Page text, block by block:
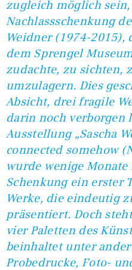
zugleich möglich
Nachlassschenkung
Weidner (1974-2015),
dem Sprengel
zudachte, zu sichten,
umzulagern. Dies
Absicht, drei fragile
darin noch verborgen
Ausstellung „Sascha
connected somehow
wurde wenige Monate
Schenkung ein erster
Werke, die eindeutig
präsentiert. Doch
vier Paletten des
beinhaltet unter
Probedrucke, Foto-